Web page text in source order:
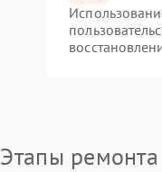
Этапы